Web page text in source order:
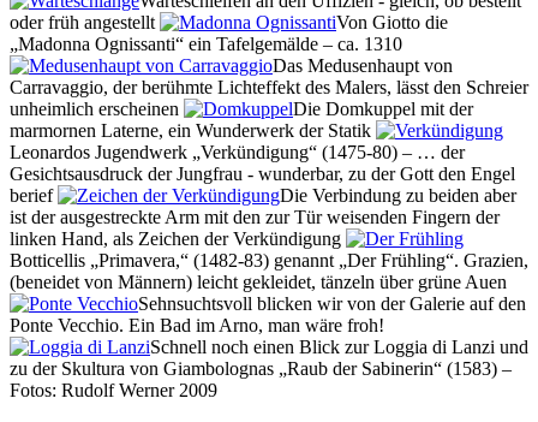
oder früh angestellt
Von Giotto die
Madonna Ognissanti
ein Tafelgemälde – ca. 1310
Das Medusenhaupt von
Carravaggio, der berühmte Lichteffekt des Malers, lässt den Schreier
unheimlich erscheinen
Die Domkuppel mit der
marmornen Laterne, ein Wunderwerk der Statik
Leonardos Jugendwerk
Verkündigung
(1475-80) – … der
Gesichtsausdruck der Jungfrau - wunderbar, zu der Gott den Engel
berief
Die Verbindung zu beiden aber
ist der ausgestreckte Arm mit den zur Tür weisenden Fingern der
linken Hand, als Zeichen der Verkündigung
Botticellis
Primavera, (1482-83) genannt Der Frühling . Grazien,
(beneidet von Männern) leicht gekleidet, tänzeln über grüne Auen
Sehnsuchtsvoll blicken wir von der Galerie auf den
Ponte Vecchio. Ein Bad im Arno, man wäre froh!
Schnell noch einen Blick zur Loggia di Lanzi und
zu der Skultura von Giambolognas
Raub der Sabinerin
(1583) –
Fotos: Rudolf Werner 2009